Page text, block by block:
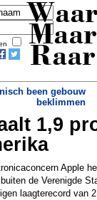
Waar
Maar
Raar
been gebouw
beklimmen
India
wildplassers
1,9
Apple
de Verenigde
laagterecord van